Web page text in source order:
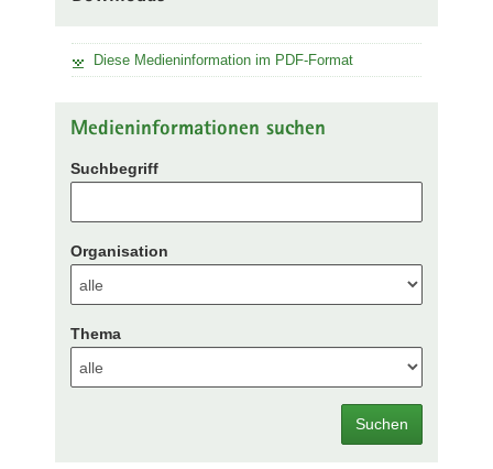
Diese Medieninformation im PDF-Format
Medieninformationen suchen
Suchbegriff
Organisation
Thema
Suchen